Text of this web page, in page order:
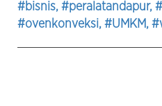
#bisnis, #peralatandapur,
#ovenkonveksi, #UMKM,